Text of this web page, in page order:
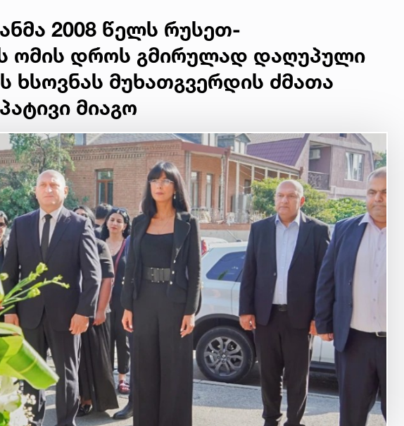
2008 წელს რუსეთ-
ომის დროს გმირულად დაღუპული
ხსოვნას მუხათგვერდის ძმათა
მიაგო